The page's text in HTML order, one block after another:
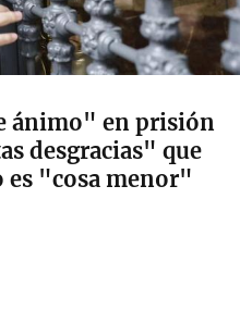
ánimo" en prisión
desgracias" que
es "cosa menor"